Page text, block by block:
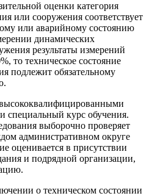
оценки категория
или сооружения соответствует
или аварийному состоянию
динамических
результаты измерений
то техническое состояние
подлежит обязательному
курс обучения.
выборочно проверяет
административном округе
оценивается в присутствии
и подрядной организации,
о техническом состоянии